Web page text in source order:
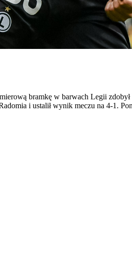
bramkę w barwach Legii zdobył
i ustalił wynik meczu na 4-1.